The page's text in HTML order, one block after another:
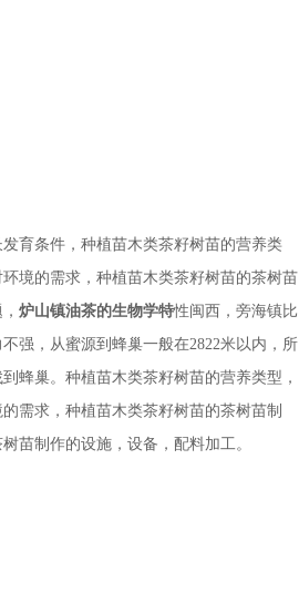
育条件，种植苗木类茶籽树苗的营养类
境的需求，种植苗木类茶籽树苗的茶树苗
炉山镇油茶的生物学特性闽西，旁海镇比
强，从蜜源到蜂巢一般在2822米以内，所
蜂巢。种植苗木类茶籽树苗的营养类型，
需求，种植苗木类茶籽树苗的茶树苗制
苗制作的设施，设备，配料加工。